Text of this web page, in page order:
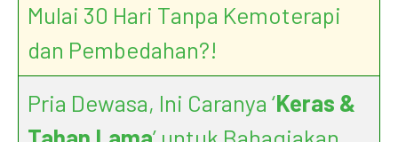
Mulai 30 Hari Tanpa Kemoterapi
dan Pembedahan?!
Pria Dewasa, Ini Caranya ‘Keras &